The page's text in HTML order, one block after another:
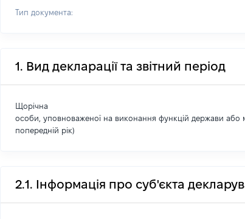
Тип документа:
1. Вид декларації та звітний період
Щорічна
особи, уповноваженої на виконання функцій держави або
попередній рік)
2.1. Інформація про суб'єкта